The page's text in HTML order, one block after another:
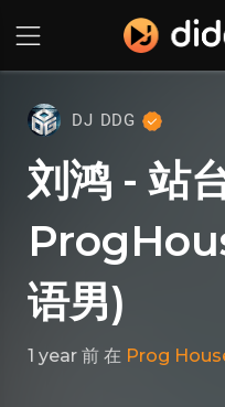
DJ DDG
刘鸿 - 站
语男)
1 year 前 在 Prog